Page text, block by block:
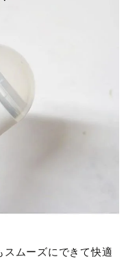
スムーズにできて快適